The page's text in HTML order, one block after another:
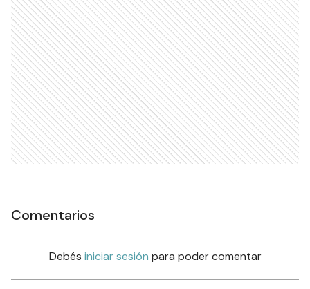
Comentarios
Debés iniciar sesión para poder comentar